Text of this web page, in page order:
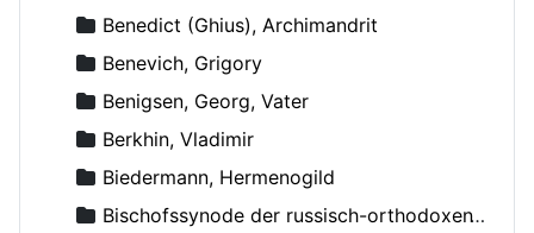
Benedict (Ghius), Archimandrit
Benevich, Grigory
Benigsen, Georg, Vater
Berkhin, Vladimir
Biedermann, Hermenogild
Bischofssynode der russisch-orthodoxen Kirche